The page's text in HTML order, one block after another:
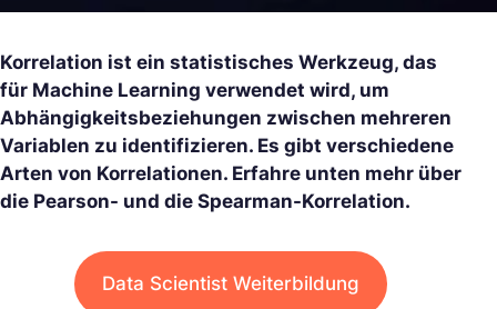
Korrelation ist ein statistisches Werkzeug, das
für Machine Learning verwendet wird, um
Abhängigkeitsbeziehungen zwischen mehreren
Variablen zu identifizieren. Es gibt verschiedene
Arten von Korrelationen. Erfahre unten mehr über
die Pearson- und die Spearman-Korrelation.
Data Scientist Weiterbildung